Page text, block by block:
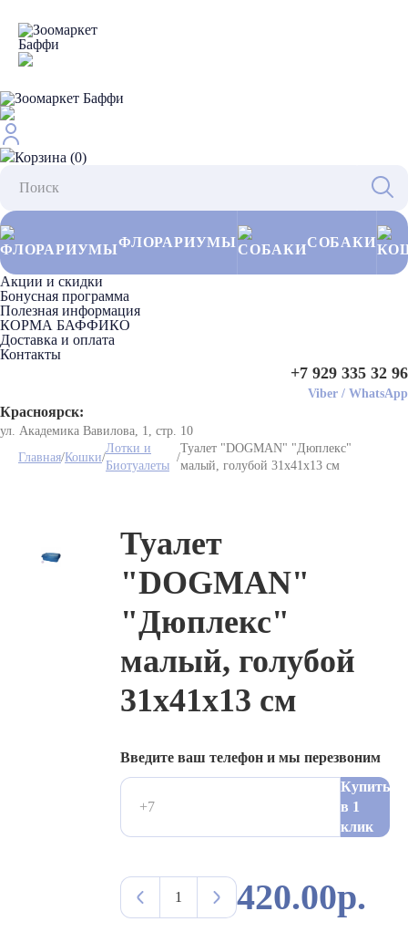
Корзина (0)
ФЛОРАРИУМЫ СОБАКИ
Акции и скидки
Бонусная программа
Полезная информация
КОРМА БАФФИКО
Доставка и оплата
Контакты
+7 929 335 32 96
Viber / WhatsApp
Красноярск:
ул. Академика Вавилова, 1, стр. 10
Главная/Кошки/
Лотки и
Биотуалеты
/
Туалет "DOGMAN" "Дюплекс"
малый, голубой 31х41х13 см
Туалет
"DOGMAN"
"Дюплекс"
малый, голубой
31х41х13 см
Введите ваш телефон и мы перезвоним
Купить
в 1
клик
420.00р.